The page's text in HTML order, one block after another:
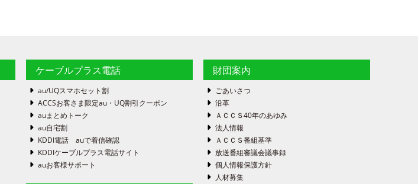
ケーブルプラス電話
au/UQスマホセット割
ACCSお客さま限定au・UQ割引クーポン
auまとめトーク
au自宅割
KDDI電話 auで着信確認
KDDIケーブルプラス電話サイト
auお客様サポート
財団案内
ごあいさつ
沿革
ＡＣＣＳ40年のあゆみ
法人情報
ＡＣＣＳ番組基準
放送番組審議会議事録
個人情報保護方針
人材募集